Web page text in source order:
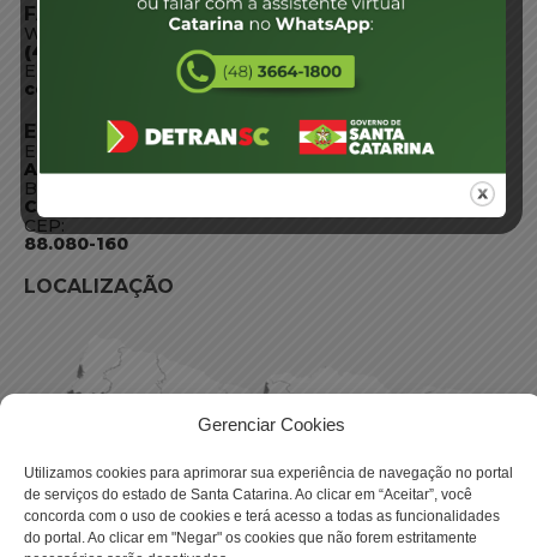
Gerenciar Cookies
Utilizamos cookies para aprimorar sua experiência de navegação no portal
de serviços do estado de Santa Catarina. Ao clicar em “Aceitar”, você
concorda com o uso de cookies e terá acesso a todas as funcionalidades
do portal. Ao clicar em "Negar" os cookies que não forem estritamente
FALE CONOSCO
WhatsApp:
(48) 3664-1800
E-mail:
centraldeinformacoes@detran.sc.gov.br
ENDEREÇO
Endereço:
Av. Almirante Tamandaré - 480
Bairro:
Coqueiros, Florianópolis SC
CEP:
88.080-160
LOCALIZAÇÃO